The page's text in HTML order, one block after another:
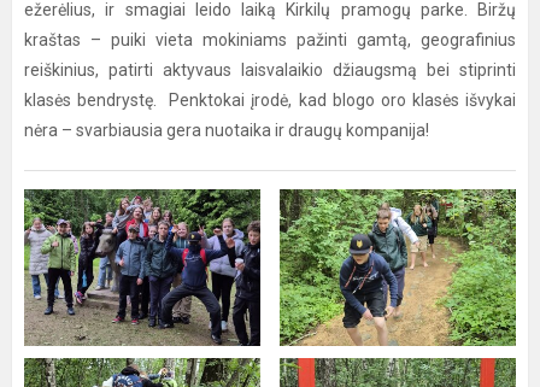
ežerėlius, ir smagiai leido laiką Kirkilų pramogų parke. Biržų
kraštas – puiki vieta mokiniams pažinti gamtą, geografinius
reiškinius, patirti aktyvaus laisvalaikio džiaugsmą bei stiprinti
klasės bendrystę. Penktokai įrodė, kad blogo oro klasės išvykai
nėra – svarbiausia gera nuotaika ir draugų kompanija!